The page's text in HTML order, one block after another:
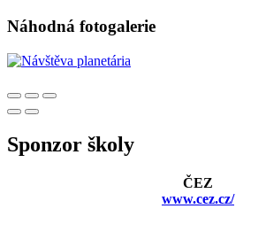
Náhodná fotogalerie
Sponzor školy
ČEZ
www.cez.cz/